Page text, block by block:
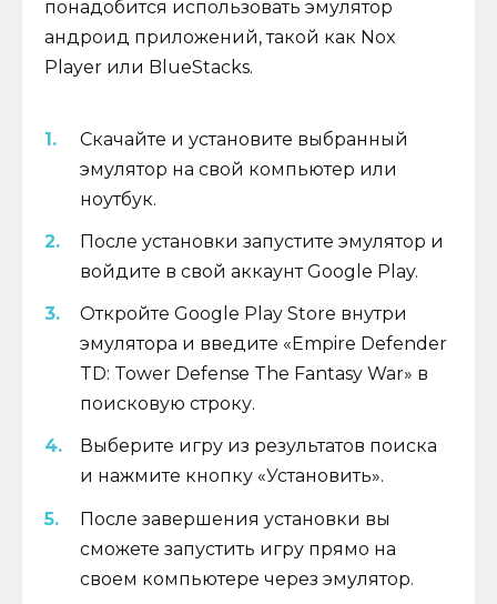
понадобится использовать эмулятор
андроид приложений, такой как Nox
Player или BlueStacks.
Скачайте и установите выбранный
эмулятор на свой компьютер или
ноутбук.
После установки запустите эмулятор и
войдите в свой аккаунт Google Play.
Откройте Google Play Store внутри
эмулятора и введите «Empire Defender
TD: Tower Defense The Fantasy War» в
поисковую строку.
Выберите игру из результатов поиска
и нажмите кнопку «Установить».
После завершения установки вы
сможете запустить игру прямо на
своем компьютере через эмулятор.